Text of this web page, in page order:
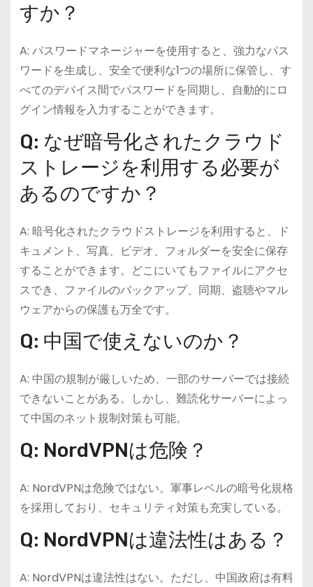
すか？
A: パスワードマネージャーを使用すると、強力なパス
ワードを生成し、安全で便利な1つの場所に保管し、す
べてのデバイス間でパスワードを同期し、自動的にロ
グイン情報を入力することができます。
Q: なぜ暗号化されたクラウド
ストレージを利用する必要が
あるのですか？
A: 暗号化されたクラウドストレージを利用すると、ド
キュメント、写真、ビデオ、フォルダーを安全に保存
することができます。どこにいてもファイルにアクセ
スでき、ファイルのバックアップ、同期、盗聴やマル
ウェアからの保護も万全です。
Q: 中国で使えないのか？
A: 中国の規制が厳しいため、一部のサーバーでは接続
できないことがある。しかし、難読化サーバーによっ
て中国のネット規制対策も可能。
Q: NordVPNは危険？
A: NordVPNは危険ではない。軍事レベルの暗号化規格
を採用しており、セキュリティ対策も充実している。
Q: NordVPNは違法性はある？
A: NordVPNは違法性はない。ただし、中国政府は有料